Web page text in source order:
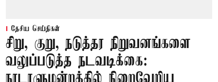
தேசிய செய்திகள்
சிறு, குறு, நடுத்தர நிறுவனங்களை
வலுப்படுத்த நடவடிக்கை: